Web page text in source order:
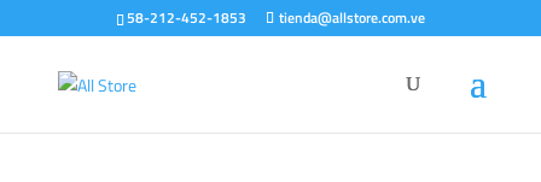
58-212-452-1853 tienda@allstore.com.ve